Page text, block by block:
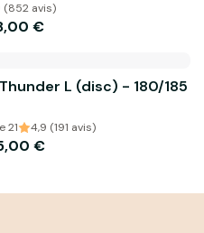
(852 avis)
€
L (disc) - 180/185
21 4,9 (191 avis)
€